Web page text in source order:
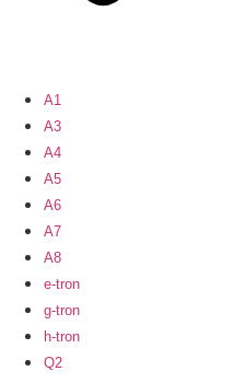
A1
A3
A4
A5
A6
A7
A8
e-tron
g-tron
h-tron
Q2